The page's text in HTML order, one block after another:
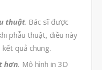
Bảy 2026
Năm 2026
Tư 2026
thuật. Bác sĩ được
phẫu thuật, điều này
quả chung.
hơn. Mô hình in 3D